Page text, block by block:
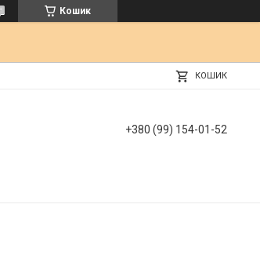
Кошик
КОШИК
+380 (99) 154-01-52